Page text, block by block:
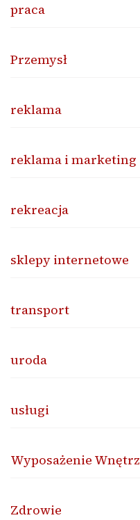
praca
Przemysł
reklama
reklama i marketing
rekreacja
sklepy internetowe
transport
uroda
usługi
Wyposażenie Wnętrz
Zdrowie